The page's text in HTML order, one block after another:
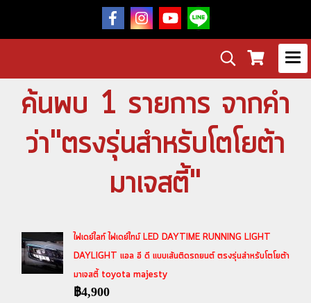
ค้นพบ 1 รายการ จากคำ
ว่า"ตรงรุ่นสำหรับโตโยต้า
มาเจสตี้"
ไฟเดย์ไลท์ ไฟเดย์ไทม์ LED DAYTIME RUNNING LIGHT
DAYLIGHT แอล อี ดี แบบเส้นติดรถยนต์ ตรงรุ่นสำหรับโตโยต้า
มาเจสตี้ toyota majesty
฿4,900